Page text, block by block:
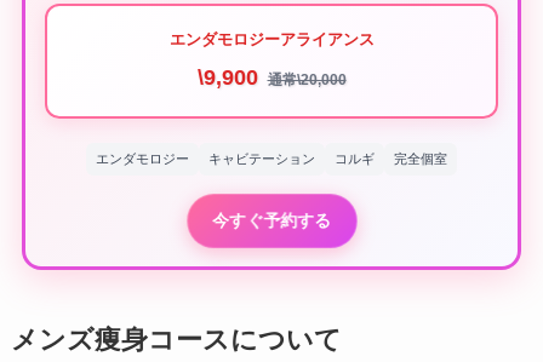
エンダモロジーアライアンス
\9,900 通常\20,000
エンダモロジー キャビテーション コルギ 完全個室
今すぐ予約する
メンズ痩身コースについて